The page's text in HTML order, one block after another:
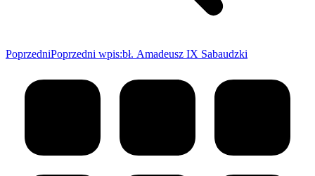
PoprzedniPoprzedni wpis:bł. Amadeusz IX Sabaudzki